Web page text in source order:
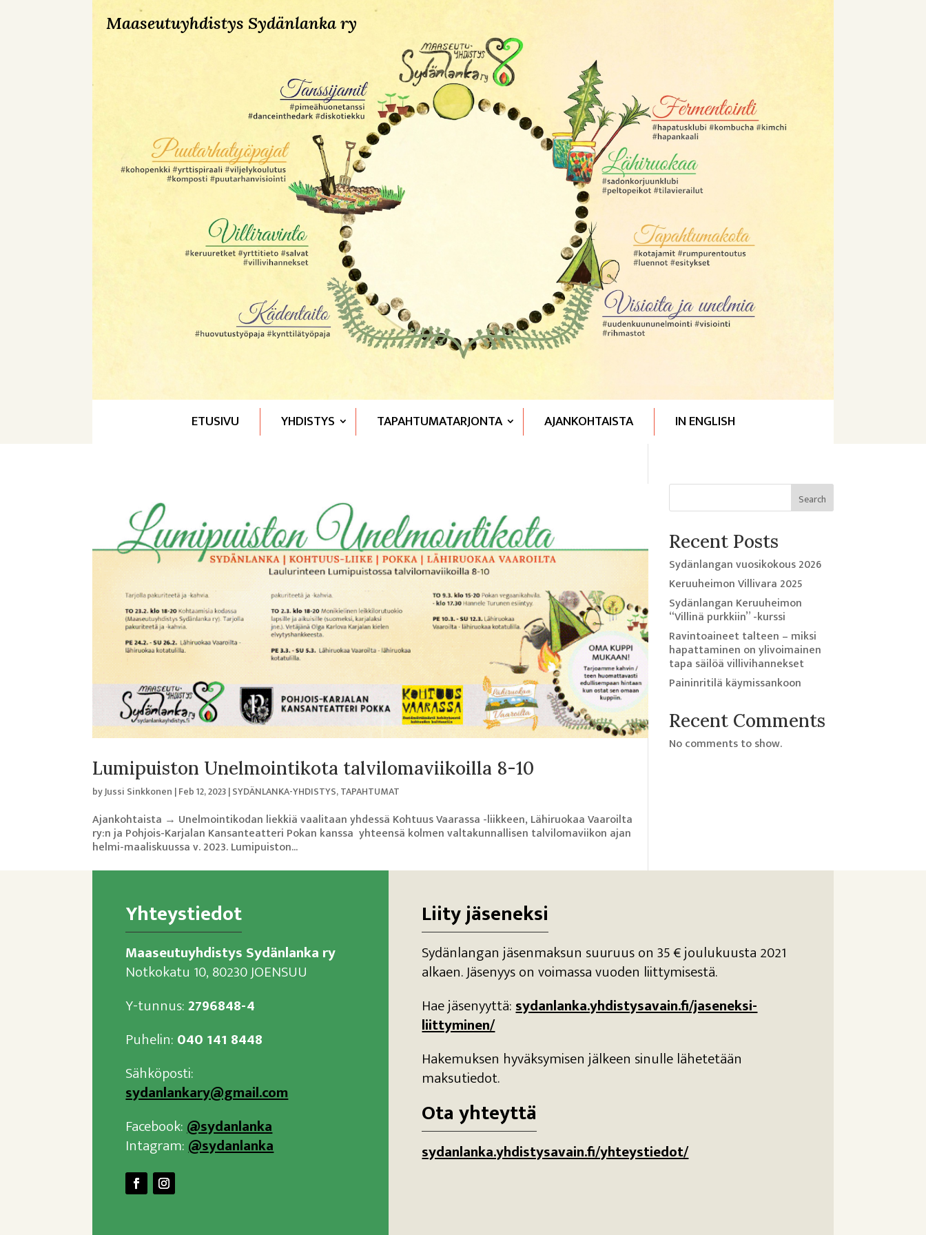
Maaseutuyhdistys Sydänlanka ry
ETUSIVU YHDISTYS TAPAHTUMATARJONTA AJANKOHTAISTA IN ENGLISH
Lumipuiston Unelmointikota talvilomaviikoilla 8-10
byJussi Sinkkonen |Feb 12, 2023|SYDÄNLANKA-YHDISTYS,TAPAHTUMAT
Ajankohtaista → Unelmointikodan liekkiä vaalitaan yhdessä Kohtuus Vaarassa -liikkeen, Lähiruokaa Vaaroilta
ry:n ja Pohjois-Karjalan Kansanteatteri Pokan kanssa yhteensä kolmen valtakunnallisen talvilomaviikon ajan
helmi-maaliskuussa v. 2023. Lumipuiston...
Search
Recent Posts
Sydänlangan vuosikokous 2026
Keruuheimon Villivara 2025
Sydänlangan Keruuheimon
“Villinä purkkiin” -kurssi
Ravintoaineet talteen – miksi
hapattaminen on ylivoimainen
tapa säilöä villivihannekset
Paininritilä käymissankoon
Recent Comments
No comments to show.
Yhteystiedot
Maaseutuyhdistys Sydänlanka ry
Notkokatu 10, 80230 JOENSUU
Y-tunnus:2796848-4
Puhelin: 040 141 8448
Sähköposti:
sydanlankary@gmail.com
Facebook:@sydanlanka
Intagram:@sydanlanka
Liity jäseneksi
Sydänlangan jäsenmaksun suuruus on 35 € joulukuusta 2021
alkaen. Jäsenyys on voimassa vuoden liittymisestä.
Hae jäsenyyttä:sydanlanka.yhdistysavain.fi/jaseneksi-
liittyminen/
Hakemuksen hyväksymisen jälkeen sinulle lähetetään
maksutiedot.
Ota yhteyttä
sydanlanka.yhdistysavain.fi/yhteystiedot/